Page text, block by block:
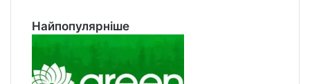
Найпопулярніше